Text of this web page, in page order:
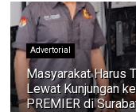
Advertorial
Masyarakat Harus
Lewat Kunjungan
PREMIER di